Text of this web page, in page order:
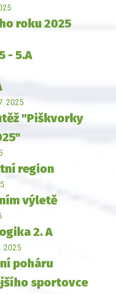
roku 2025
- 5.A
2025
"Piškvorky
region
výletě
2. A
2025
poháru
sportovce